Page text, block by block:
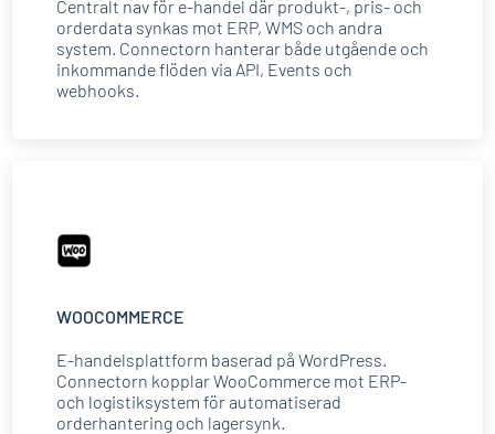
Centralt nav för e-handel där produkt-, pris- och
orderdata synkas mot ERP, WMS och andra
system. Connectorn hanterar både utgående och
inkommande flöden via API, Events och
webhooks.
WOOCOMMERCE
E-handelsplattform baserad på WordPress.
Connectorn kopplar WooCommerce mot ERP-
och logistiksystem för automatiserad
orderhantering och lagersynk.